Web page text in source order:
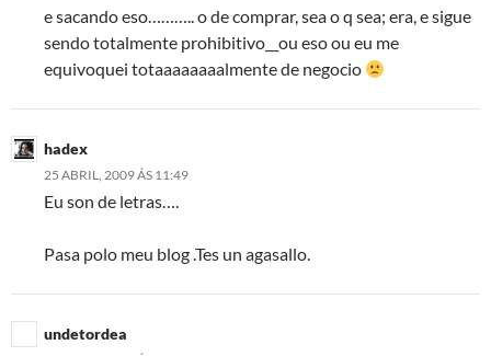
e sacando eso……….. o de comprar, sea o q sea; era, e sigue
sendo totalmente prohibitivo__ou eso ou eu me
equivoquei totaaaaaaaalmente de negocio
hadex
25 ABRIL, 2009 ÁS 11:49
Eu son de letras….
Pasa polo meu blog .Tes un agasallo.
undetordea